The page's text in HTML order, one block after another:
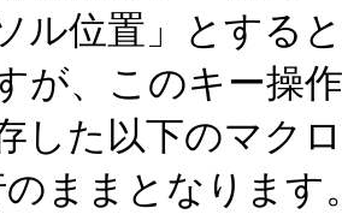
ル位置」とする
が、このキー操作
した以下のマク
ままとなります